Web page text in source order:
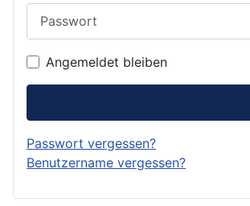
Angemeldet bleiben
Passwort vergessen?
Benutzername vergessen?